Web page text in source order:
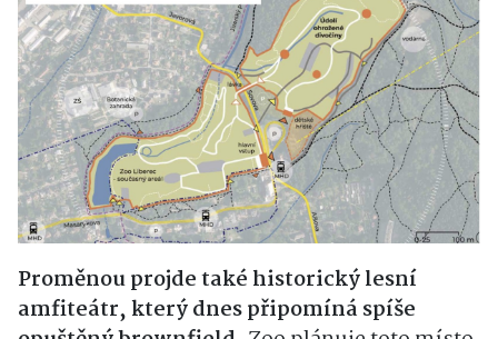
Proměnou projde také historický lesní
amfiteátr, který dnes připomíná spíše